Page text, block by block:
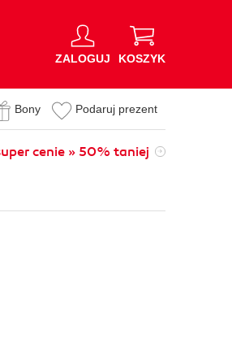
ZALOGUJ KOSZYK
Bony Podaruj prezent
cenie » 50% taniej